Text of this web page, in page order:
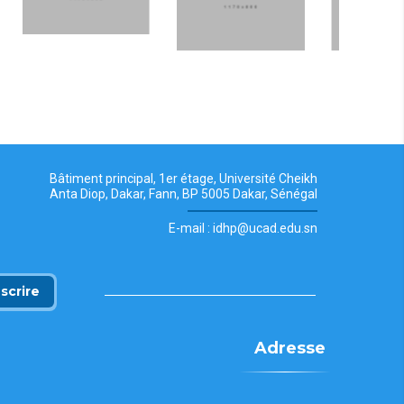
Bâtiment principal, 1er étage, Université Cheikh
Anta Diop, Dakar, Fann, BP 5005 Dakar, Sénégal
E-mail : idhp@ucad.edu.sn
Adresse